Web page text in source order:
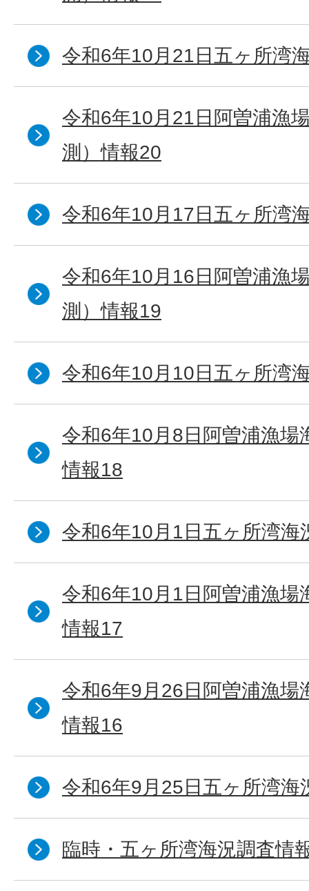
令和6年10月21日五ヶ所湾
令和6年10月21日阿曽浦漁
測）情報20
令和6年10月17日五ヶ所湾
令和6年10月16日阿曽浦漁
測）情報19
令和6年10月10日五ヶ所湾
令和6年10月8日阿曽浦漁場
情報18
令和6年10月1日五ヶ所湾海
令和6年10月1日阿曽浦漁場
情報17
令和6年9月26日阿曽浦漁場
情報16
令和6年9月25日五ヶ所湾海
臨時・五ヶ所湾海況調査情